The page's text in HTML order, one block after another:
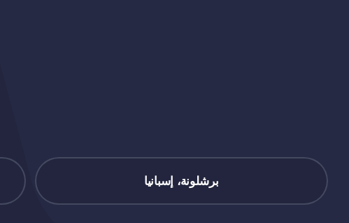
برشلونة، إسبانيا